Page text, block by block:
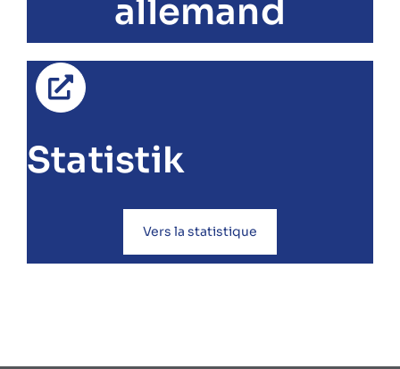
allemand
Statistik
Vers la statistique